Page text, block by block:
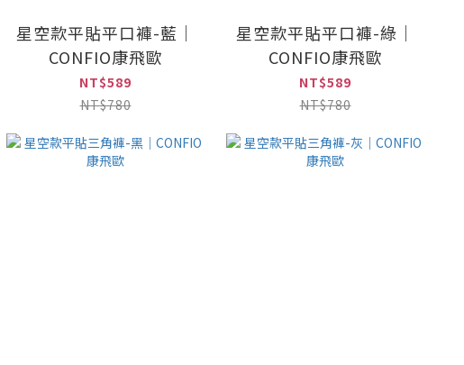
星空款平貼平口褲-藍｜
CONFIO康飛歐
NT$589
NT$780
星空款平貼平口褲-綠｜
CONFIO康飛歐
NT$589
NT$780